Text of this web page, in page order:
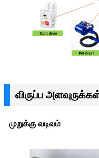
விருப்ப
முறுக்கு வடிவம்